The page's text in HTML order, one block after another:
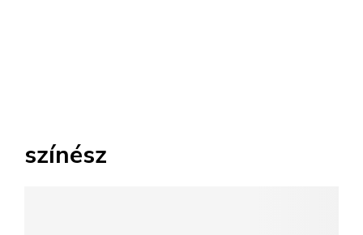
színész